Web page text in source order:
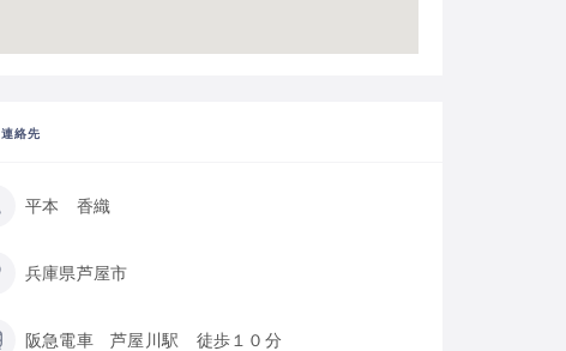
連絡先
平本　香織
兵庫県芦屋市
阪急電車　芦屋川駅　徒歩１０分